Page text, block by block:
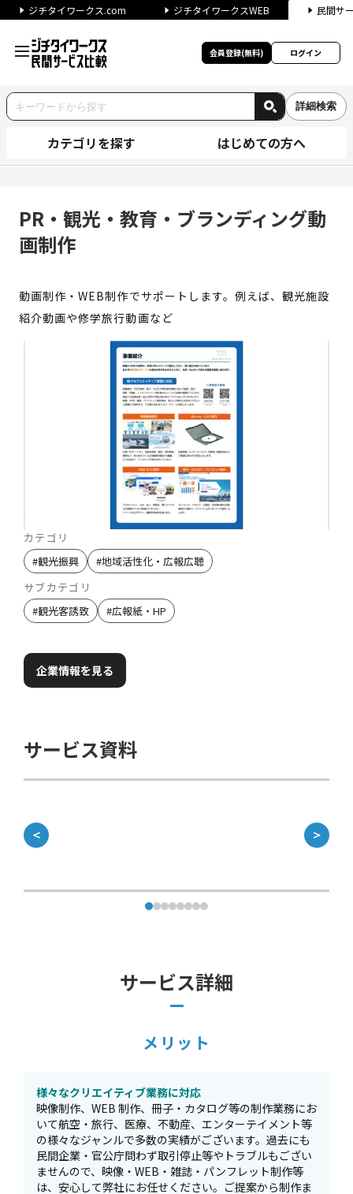
ジチタイワークス.com ジチタイワークスWEB 民間サ
会員登録(無料) ログイン
詳細検索
カテゴリを探す はじめての方へ
PR・観光・教育・ブランディング動
画制作
動画制作・WEB制作でサポートします。例えば、観光施設
紹介動画や修学旅行動画など
カテゴリ
#観光振興 #地域活性化・広報広聴
サブカテゴリ
#観光客誘致 #広報紙・HP
企業情報を見る
サービス資料
＜ ＞
サービス詳細
メリット
様々なクリエイティブ業務に対応
映像制作、WEB 制作、冊子・カタログ等の制作業務にお
いて航空・旅行、医療、不動産、エンターテイメント等
の様々なジャンルで多数の実績がございます。過去にも
民間企業・官公庁問わず取引停止等やトラブルもござい
ませんので、映像・WEB・雑誌・パンフレット制作等
は、安心して弊社にお任せください。ご提案から制作ま